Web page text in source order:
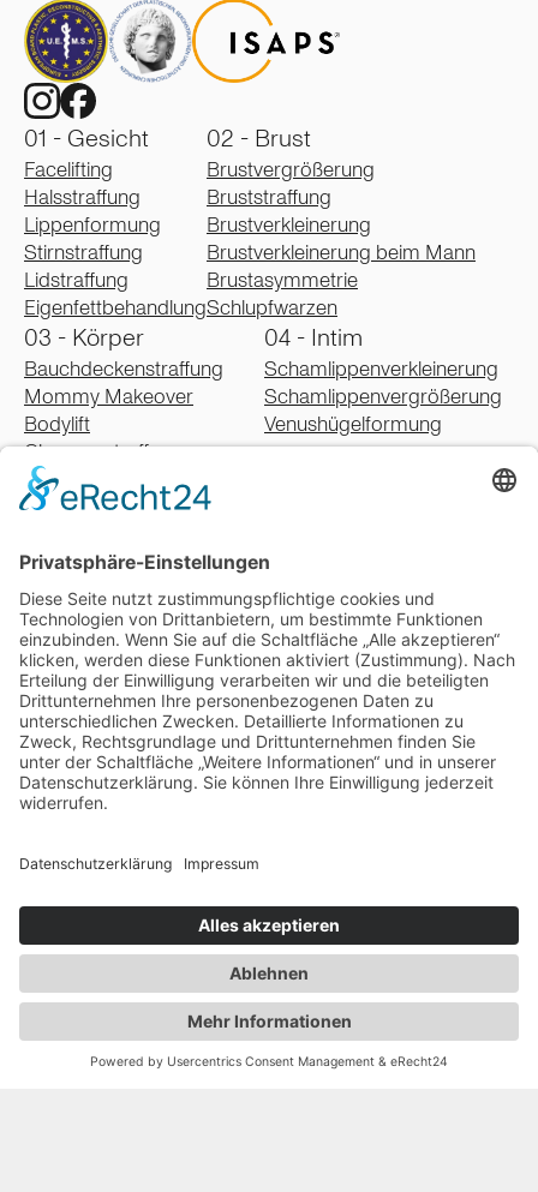
01 - Gesicht
Facelifting
Halsstraffung
Lippenformung
Stirnstraffung
Lidstraffung
Eigenfettbehandlung
02 - Brust
Brustvergrößerung
Bruststraffung
Brustverkleinerung
Brustverkleinerung beim Mann
Brustasymmetrie
Schlupfwarzen
03 - Körper
Bauchdeckenstraffung
Mommy Makeover
Bodylift
Oberarmstraffung
Oberschenkelstraffung
Gesäßstraffung
Lipödem
Schweißdrüsenbehandlung
Narbenbehandlung
04 - Intim
Schamlippenverkleinerung
Schamlippenvergrößerung
Venushügelformung
05 - Falten
Faltenbehandlung mit Botox
Faltenbehandlung mit Filler
Faltenbehandlung mit Eigenfett
Laserbehandlungen
PRP